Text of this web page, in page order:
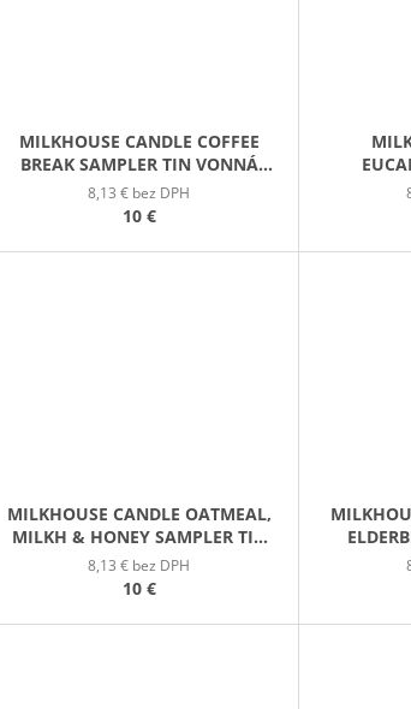
MILKHOUSE CANDLE COFFEE
BREAK SAMPLER TIN VONNÁ
SVIEČKA V PLECHOVIČKE 42G
8,13 € bez DPH
10 €
MILKHOUSE CANDLE OATMEAL,
MILKH & HONEY SAMPLER TIN
VONNÁ SVIEČKA V
PLECHOVIČKE 42G
8,13 € bez DPH
10 €